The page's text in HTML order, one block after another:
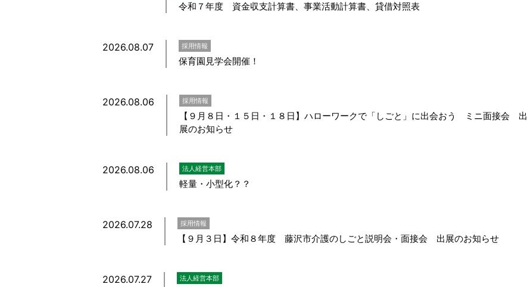
令和７年度 資金収支計算書、事業活動計算書、貸借対照表
2026.08.07 採用情報
保育園見学会開催！
2026.08.06 採用情報
【９月８日・１５日・１８日】ハローワークで「しごと」に出会おう ミニ面接会 出
展のお知らせ
2026.08.06 法人経営本部
軽量・小型化？？
2026.07.28 採用情報
【９月３日】令和８年度 藤沢市介護のしごと説明会・面接会 出展のお知らせ
2026.07.27 法人経営本部